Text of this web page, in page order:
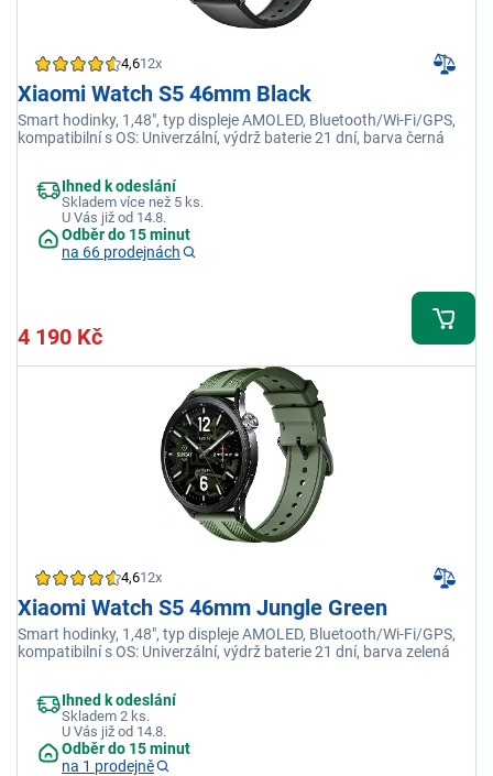
4,612x
Xiaomi Watch S5 46mm Black
Smart hodinky, 1,48", typ displeje AMOLED, Bluetooth/Wi-Fi/GPS,
kompatibilní s OS: Univerzální, výdrž baterie 21 dní, barva černá
Ihned k odeslání
Skladem více než 5 ks.
U Vás již od 14.8.
Odběr do 15 minut
na 66 prodejnách
4 190 Kč
4,612x
Xiaomi Watch S5 46mm Jungle Green
Smart hodinky, 1,48", typ displeje AMOLED, Bluetooth/Wi-Fi/GPS,
kompatibilní s OS: Univerzální, výdrž baterie 21 dní, barva zelená
Ihned k odeslání
Skladem 2 ks.
U Vás již od 14.8.
Odběr do 15 minut
na 1 prodejně